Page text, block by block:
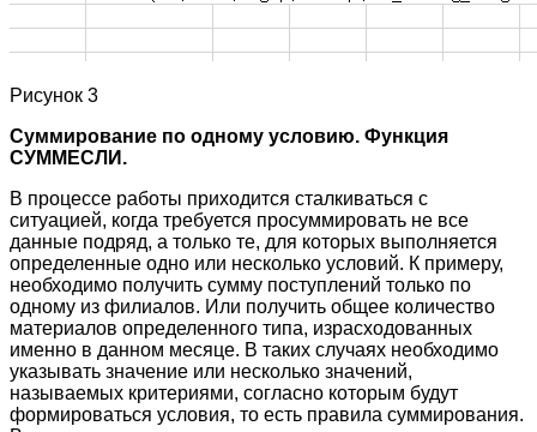
Рисунок 3
Суммирование по одному условию. Функция
СУММЕСЛИ.
В процессе работы приходится сталкиваться с
ситуацией, когда требуется просуммировать не все
данные подряд, а только те, для которых выполняется
определенные одно или несколько условий. К примеру,
необходимо получить сумму поступлений только по
одному из филиалов. Или получить общее количество
материалов определенного типа, израсходованных
именно в данном месяце. В таких случаях необходимо
указывать значение или несколько значений,
называемых критериями, согласно которым будут
формироваться условия, то есть правила суммирования.